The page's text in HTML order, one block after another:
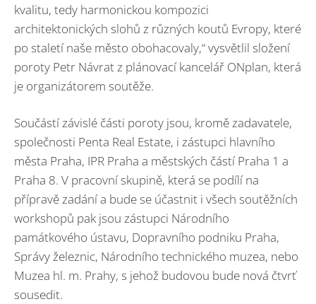
kvalitu, tedy harmonickou kompozici
architektonických slohů z různých koutů Evropy, které
po staletí naše město obohacovaly,“ vysvětlil složení
poroty Petr Návrat z plánovací kancelář ONplan, která
je organizátorem soutěže.
Součástí závislé části poroty jsou, kromě zadavatele,
společnosti Penta Real Estate, i zástupci hlavního
města Praha, IPR Praha a městských částí Praha 1 a
Praha 8. V pracovní skupině, která se podílí na
přípravě zadání a bude se účastnit i všech soutěžních
workshopů pak jsou zástupci Národního
památkového ústavu, Dopravního podniku Praha,
Správy železnic, Národního technického muzea, nebo
Muzea hl. m. Prahy, s jehož budovou bude nová čtvrť
sousedit.